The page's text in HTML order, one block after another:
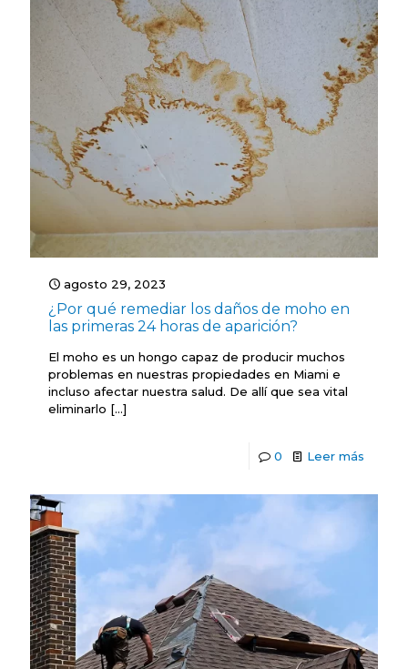
agosto 29, 2023
¿Por qué remediar los daños de moho en
las primeras 24 horas de aparición?
El moho es un hongo capaz de producir muchos
problemas en nuestras propiedades en Miami e
incluso afectar nuestra salud. De allí que sea vital
eliminarlo […]
0 Leer más